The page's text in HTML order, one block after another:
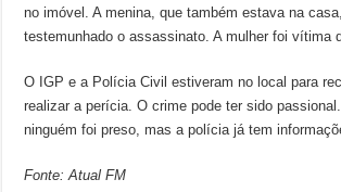
no imóvel. A menina, que também estava na
testemunhado o assassinato. A mulher foi vítima
O IGP e a Polícia Civil estiveram no local para
realizar a perícia. O crime pode ter sido
ninguém foi preso, mas a polícia já tem
Fonte: Atual FM